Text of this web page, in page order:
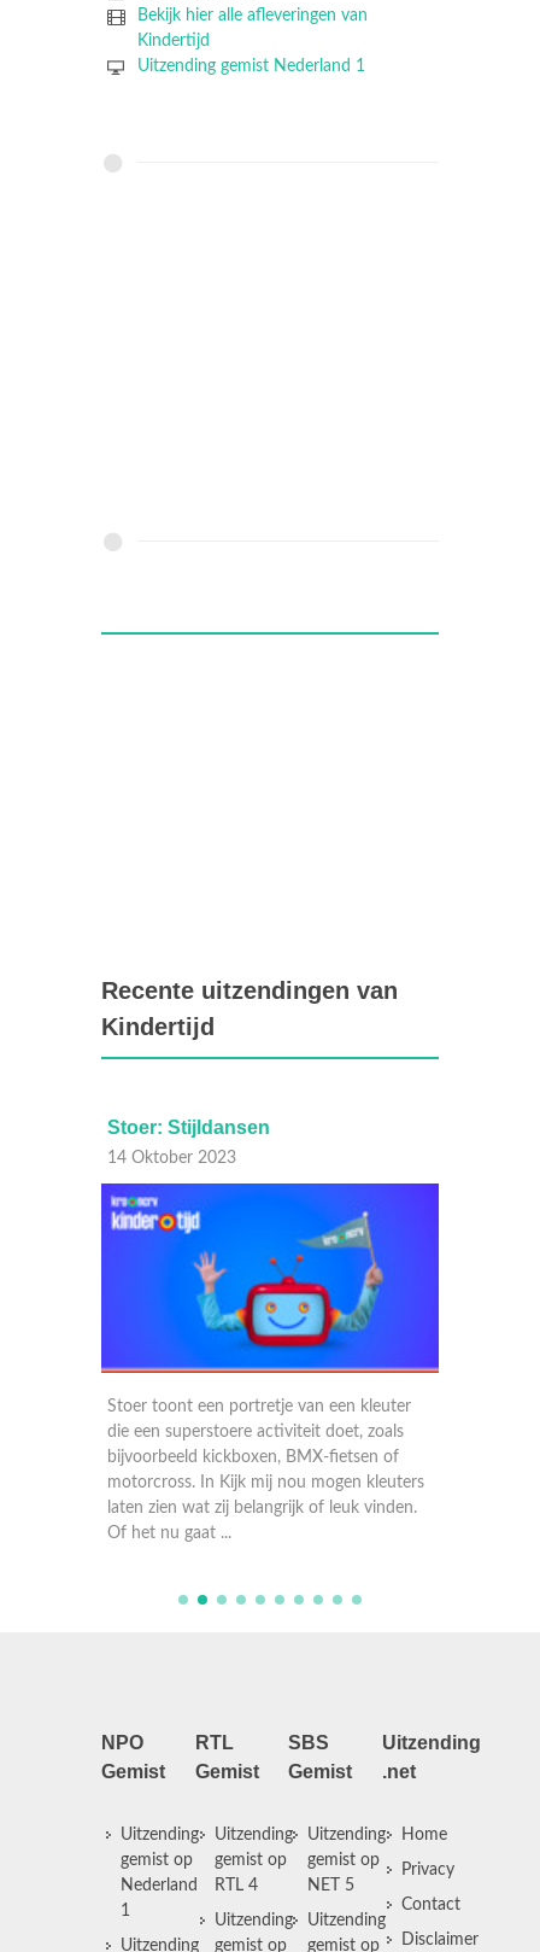
Bekijk hier alle afleveringen van
Kindertijd
Uitzending gemist Nederland 1
Recente uitzendingen van
Kindertijd
Stoer: Stijldansen
14 Oktober 2023
Stoer toont een portretje van een kleuter
die een superstoere activiteit doet, zoals
bijvoorbeeld kickboxen, BMX-fietsen of
motorcross. In Kijk mij nou mogen kleuters
laten zien wat zij belangrijk of leuk vinden.
Of het nu gaat ...
NPO
Gemist
Uitzending
gemist op
Nederland
1
Uitzending
RTL
Gemist
Uitzending
gemist op
RTL 4
Uitzending
gemist op
SBS
Gemist
Uitzending
gemist op
NET 5
Uitzending
gemist op
Uitzending
.net
Home
Privacy
Contact
Disclaimer